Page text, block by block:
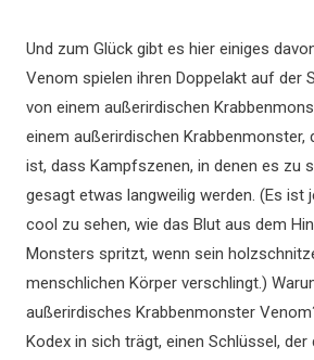
Und zum Glück gibt es hier einiges
Venom spielen ihren Doppelakt auf der
von einem außerirdischen
einem außerirdischen
ist, dass Kampfszenen, in denen es zu
gesagt etwas langweilig werden. (Es ist
cool zu sehen, wie das Blut aus dem
Monsters spritzt, wenn sein
menschlichen Körper verschlingt.)
außerirdisches Krabbenmonster
Kodex in sich trägt, einen Schlüssel,